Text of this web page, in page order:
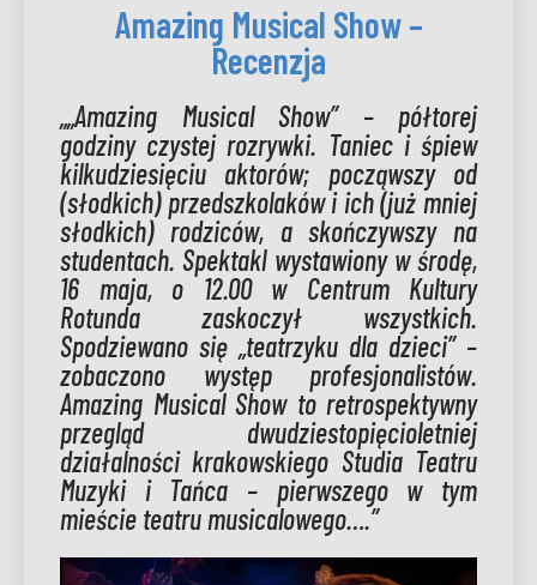
Amazing Musical Show –
Recenzja
„„Amazing Musical Show” – półtorej
godziny czystej rozrywki. Taniec i śpiew
kilkudziesięciu aktorów; począwszy od
(słodkich) przedszkolaków i ich (już mniej
słodkich) rodziców, a skończywszy na
studentach. Spektakl wystawiony w środę,
16 maja, o 12.00 w Centrum Kultury
Rotunda zaskoczył wszystkich.
Spodziewano się „teatrzyku dla dzieci” –
zobaczono występ profesjonalistów.
Amazing Musical Show to retrospektywny
przegląd dwudziestopięcioletniej
działalności krakowskiego Studia Teatru
Muzyki i Tańca – pierwszego w tym
mieście teatru musicalowego….”